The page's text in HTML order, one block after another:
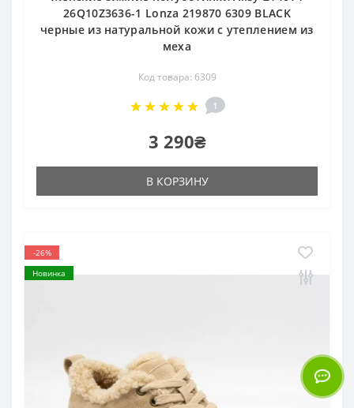
26Q10Z3636-1 Lonza 219870 6309 BLACK
черные из натуральной кожи с утеплением из
меха
Код товара: 6309
1
3 290₴
В КОРЗИНУ
-26%
Новинка